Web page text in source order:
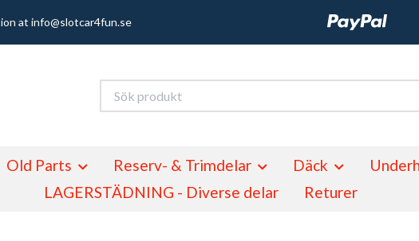
at info@slotcar4fun.se
Old Parts Reserv- & Trimdelar Däck
LAGERSTÄDNING - Diverse delar
Returer